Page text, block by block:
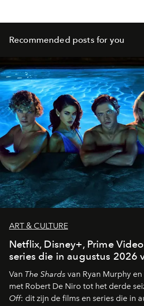
Recommended posts for you
ART & CULTURE
Netflix, Disney+, Prime
series die in augustus 2026
Van The Shards van Ryan Murphy en
met Robert De Niro tot het derde
Off: dit zijn de films en series die in